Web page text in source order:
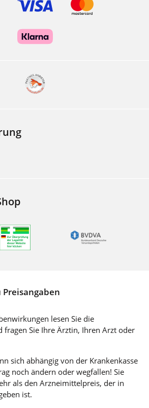
lesen Sie die
fragen Sie Ihre Ärztin, Ihren Arzt oder
sich abhängig von der Krankenkasse
noch ändern oder wegfallen! Sie
als den Arzneimittelpreis, der in
ist.